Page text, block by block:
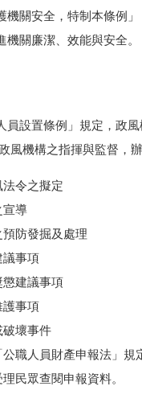
機關安全，特制本條例
機關廉潔、效能與安全。
員設置條例」規定，政
風機構之指揮與監督，
令之擬定
宣導
防發掘及處理
議事項
建議事項
護事項
壞事件
公職人員財產申報法」規
民眾查閱申報資料。